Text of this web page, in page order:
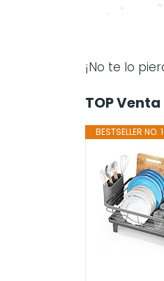
¡No te lo
TOP
BESTSELLER NO. 1